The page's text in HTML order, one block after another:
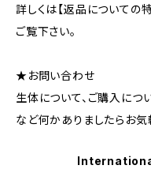
詳しくは【返品についての
ご覧下さい。
★お問い合わせ
生体について、ご購入につ
など何かありましたらお気